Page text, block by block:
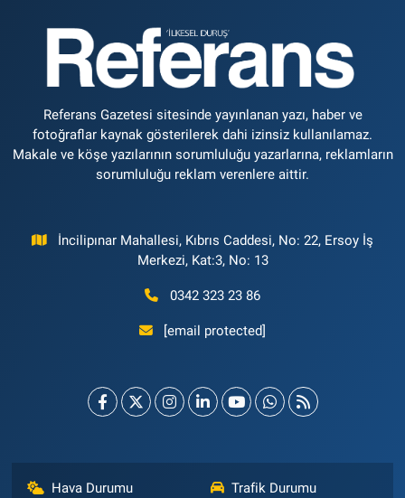
Referans Gazetesi sitesinde yayınlanan yazı, haber ve
fotoğraflar kaynak gösterilerek dahi izinsiz kullanılamaz.
Makale ve köşe yazılarının sorumluluğu yazarlarına, reklamların
sorumluluğu reklam verenlere aittir.
İncilipınar Mahallesi, Kıbrıs Caddesi, No: 22, Ersoy İş
Merkezi, Kat:3, No: 13
0342 323 23 86
[email protected]
Hava Durumu Trafik Durumu